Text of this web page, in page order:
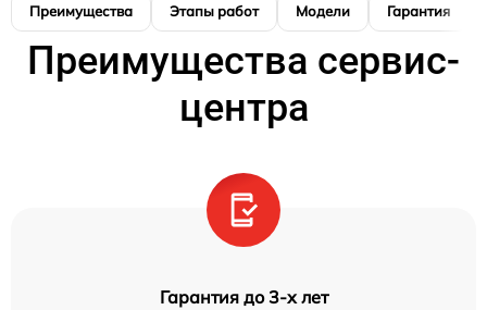
Преимущества Этапы работ Модели Гарантия
Преимущества сервис-
центра
Гарантия до 3-х лет